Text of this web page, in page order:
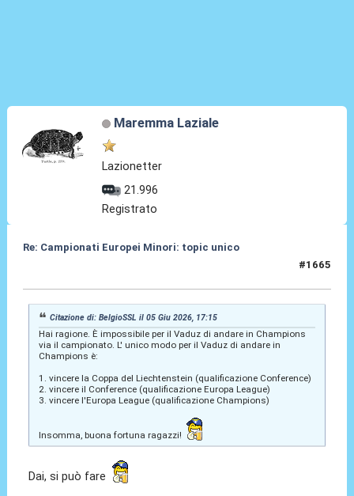
Maremma Laziale
Lazionetter
21.996
Registrato
Re: Campionati Europei Minori: topic unico
#1665
Citazione di: BelgioSSL il 05 Giu 2026, 17:15
Hai ragione. È impossibile per il Vaduz di andare in Champions
via il campionato. L' unico modo per il Vaduz di andare in
Champions è:
1. vincere la Coppa del Liechtenstein (qualificazione Conference)
2. vincere il Conference (qualificazione Europa League)
3. vincere l'Europa League (qualificazione Champions)
Insomma, buona fortuna ragazzi!
Dai, si può fare